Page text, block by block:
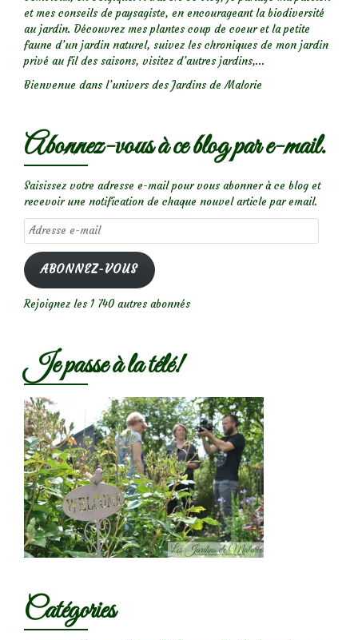
et mes conseils de paysagiste, en encourageant la biodiversité
au jardin. Découvrez mes plantes coup de coeur et la petite
faune d’un jardin naturel, suivez les chroniques de mon jardin
privé au fil des saisons, visitez d’autres jardins,...
Bienvenue dans l’univers des Jardins de Malorie
Abonnez-vous à ce blog par e-mail.
Saisissez votre adresse e-mail pour vous abonner à ce blog et
recevoir une notification de chaque nouvel article par email.
Adresse
e-
mail
ABONNEZ-VOUS
Rejoignez les 1 740 autres abonnés
Je passe à la télé!
Catégories